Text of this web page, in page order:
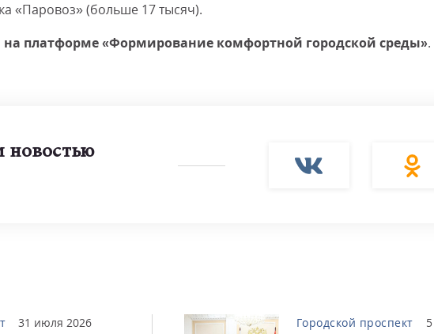
«Паровоз» (больше 17 тысяч).
на платформе «Формирование комфортной городской среды».
новостью
31 июля 2026 Городской проспект